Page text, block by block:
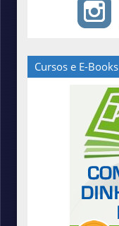
Cursos e E-Books